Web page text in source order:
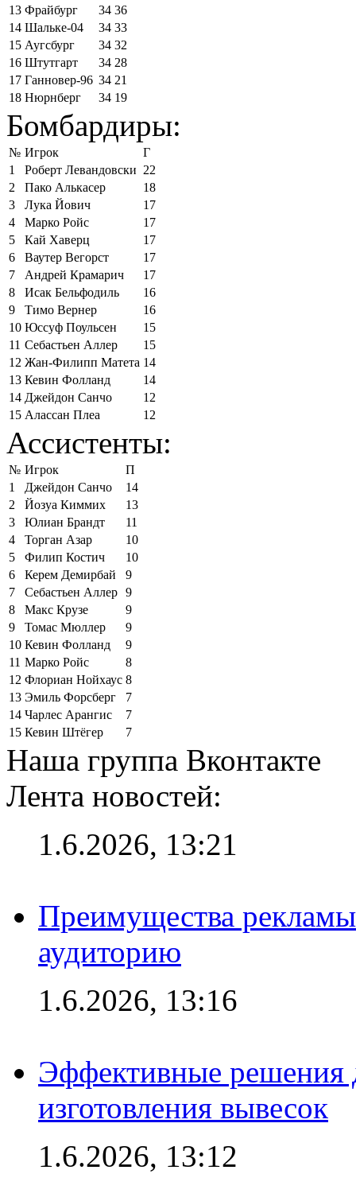
13 Фрайбург 34 36
14 Шальке-04 34 33
15 Аугсбург 34 32
16 Штутгарт 34 28
17 Ганновер-96 34 21
18 Нюрнберг 34 19
Бомбардиры:
№ Игрок
Г
1
Роберт Левандовски 22
2
Пако Алькасер
18
3
Лука Йович
17
4
Марко Ройс
17
5
Кай Хаверц
17
6
Ваутер Вегорст
17
7
Андрей Крамарич
17
8
Исак Бельфодиль
16
9
Тимо Вернер
16
10 Юссуф Поульсен
15
11 Себастьен Аллер
15
12 Жан-Филипп Матета 14
13 Кевин Фолланд
14
14 Джейдон Санчо
12
15 Алассан Плеа 12
Ассистенты:
№ Игрок
П
1
Джейдон Санчо
14
2
Йозуа Киммих
13
3
Юлиан Брандт
11
4
Торган Азар
10
5
Филип Костич
10
6
Керем Демирбай
9
7
Себастьен Аллер 9
8
Макс Крузе
9
9
Томас Мюллер
9
10 Кевин Фолланд
9
11 Марко Ройс
8
12 Флориан Нойхаус 8
13 Эмиль Форсберг
7
14 Чарлес Арангис
7
15 Кевин Штёгер 7
Наша группа Вконтакте
Лента новостей:
1.6.2026, 13:21
Преимущества
аудиторию
1.6.2026, 13:16
Эффективные решения
изготовления вывесок
1.6.2026, 13:12